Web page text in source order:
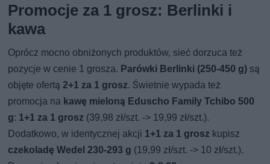
Promocje za 1 grosz: Berlinki i
kawa
Oprócz mocno obniżonych produktów, sieć dorzuca też
pozycje w cenie 1 grosza. Parówki Berlinki (250-450 g) są
objęte ofertą2+1 za 1 grosz. Świetnie wypada też
promocja na kawę mieloną Eduscho Family Tchibo 500
g: 1+1 za 1 grosz (39,98 zł/szt. -> 19,99 zł/szt.).
Dodatkowo, w identycznej akcji 1+1 za 1 grosz kupisz
czekoladę Wedel 230-293 g (19,99 zł/szt. -> 10 zł/szt.).